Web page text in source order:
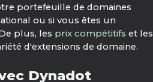
portefeuille de domaines
ou si vous êtes un
plus, les prix compétitifs et les
d'extensions de domaine.
Dynadot